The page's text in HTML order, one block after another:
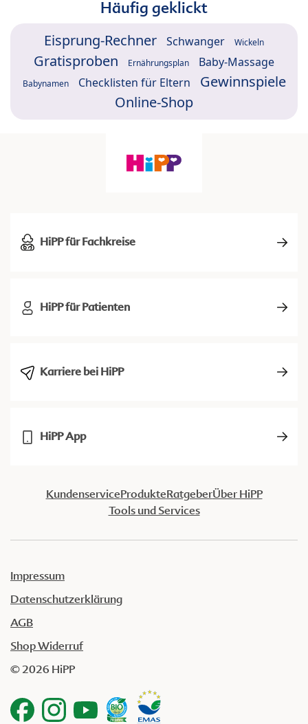
Häufig geklickt
Eisprung-Rechner Schwanger Wickeln
Gratisproben Ernährungsplan Baby-Massage
Babynamen Checklisten für Eltern
Gewinnspiele
Online-Shop
HiPP für Fachkreise
HiPP für Patienten
Karriere bei HiPP
HiPP App
KundenserviceProdukteRatgeberÜber HiPP
Tools und Services
Impressum
Datenschutzerklärung
AGB
Shop Widerruf
© 2026 HiPP